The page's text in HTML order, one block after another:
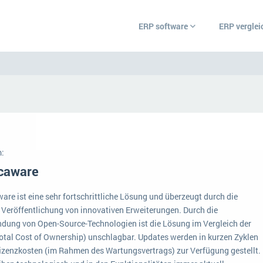
ERP software
Plattform
Betriebsgröße
ERP
Ihr
aus
diese
Handwerk
IKT
Landwirtschaft
wichtigsten Punkte, die es zu beachten gilt
Service Level Agreements (SLA) und ERP: Was muss man wissen?
ERP-Software für Abfallentsorger
ist eine sehr fortschrittliche Lösung und überzeugt durch die
von innovativen Erweiterungen. Durch die
von Open-Source-Technologien ist die Lösung im Vergleich der
Cost of Ownership) unschlagbar. Updates werden in kurzen Zyklen
(im Rahmen des Wartungsvertrags) zur Verfügung gestellt.